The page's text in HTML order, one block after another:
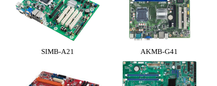
SIMB-A21 AKMB-G41